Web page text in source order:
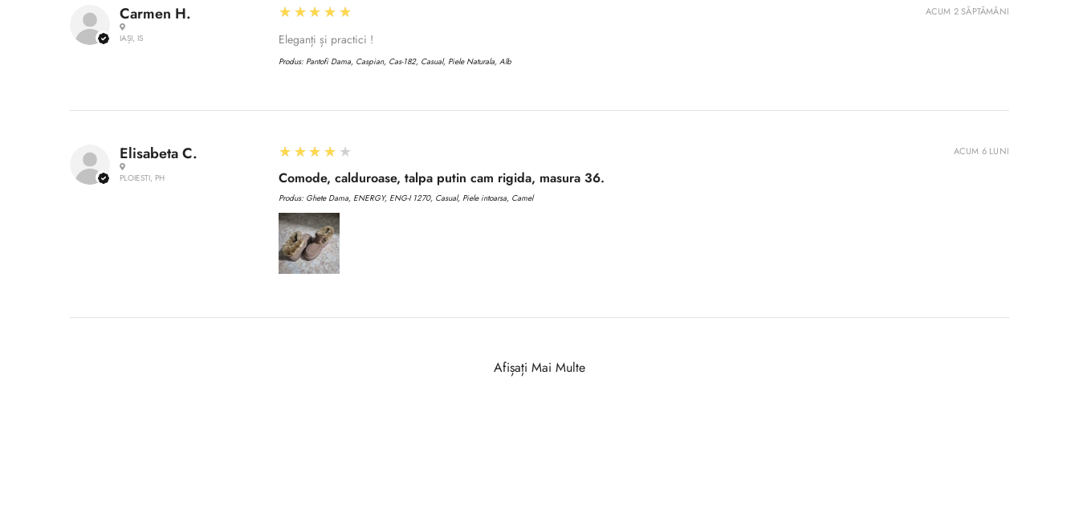
Carmen H.
IAȘI, IS
5
★★★★★
Eleganți și practici !
Produs: Pantofi Dama, Caspian, Cas-182, Casual, Piele Naturala, Alb
ACUM 2 SĂPTĂMÂNI
Elisabeta C.
PLOIESTI, PH
4
★★★★★
Comode, calduroase, talpa putin cam rigida, masura 36.
Produs: Ghete Dama, ENERGY, ENG-I 1270, Casual, Piele intoarsa, Camel
ACUM 6 LUNI
Afișați Mai Multe